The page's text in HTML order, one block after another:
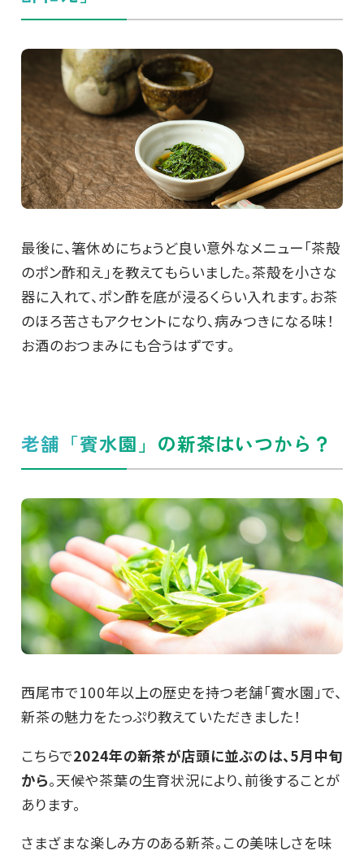
最後に、箸休めにちょうど良い意外なメニュー「茶殻
のポン酢和え」を教えてもらいました。茶殻を小さな
器に入れて、ポン酢を底が浸るくらい入れます。お茶
のほろ苦さもアクセントになり、病みつきになる味！
お酒のおつまみにも合うはずです。
老舗「賓水園」の新茶はいつから？
西尾市で100年以上の歴史を持つ老舗「賓水園」で、
新茶の魅力をたっぷり教えていただきました！
こちらで2024年の新茶が店頭に並ぶのは、5月中旬
から。天候や茶葉の生育状況により、前後することが
あります。
さまざまな楽しみ方のある新茶。この美味しさを味